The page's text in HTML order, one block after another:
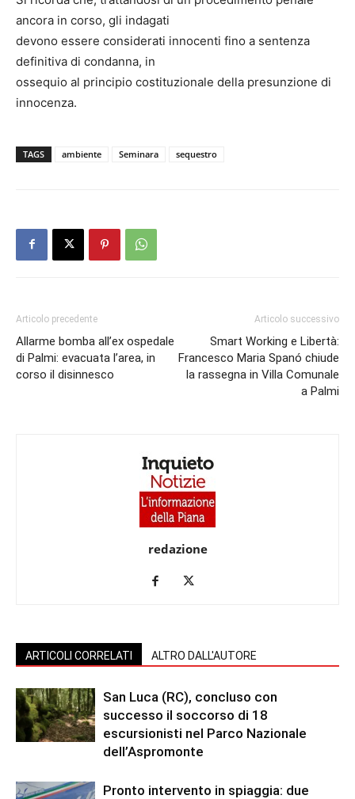
ancora in corso, gli indagati
devono essere considerati innocenti fino a sentenza
definitiva di condanna, in
ossequio al principio costituzionale della presunzione di
innocenza.
TAGS ambiente Seminara sequestro
Articolo precedente
Allarme bomba all’ex ospedale
di Palmi: evacuata l’area, in
corso il disinnesco
Articolo successivo
Smart Working e Libertà:
Francesco Maria Spanó chiude
la rassegna in Villa Comunale
a Palmi
redazione
ARTICOLI CORRELATI ALTRO DALL'AUTORE
San Luca (RC), concluso con
successo il soccorso di 18
escursionisti nel Parco Nazionale
dell’Aspromonte
Pronto intervento in spiaggia: due